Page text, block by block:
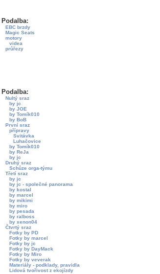
Podalba:
EBC brzdy
Magic Seats
motory
videa
průřezy
Podalba:
Nultý sraz
by jc
by JOE
by Tomík010
by BoB
První sraz
přípravy
Svitávka
Luhačovice
by Tomík010
by ReJa
by jc
Druhý sraz
Schůze orga-týmu
Třetí sraz
by jc
by jc - společné panorama
by kostal
by marcel
by mikimi
by miro
by pesada
by ralboss
by xenon04
Čtvrtý sraz
Fotky by PD
Fotky by marcel
Fotky by jc
Fotky by DayMack
Fotky by Miro
Fotky by veverak
Materiály - podklady, pravidla
Lidová tvořivost z ekojízdy